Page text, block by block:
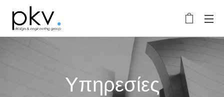
Υπηρεσίες